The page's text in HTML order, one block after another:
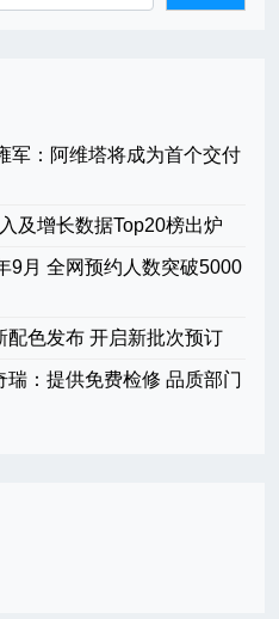
军：阿维塔将成为首个交付
及增长数据Top20榜出炉
9月 全网预约人数突破5000
配色发布 开启新批次预订
：提供免费检修 品质部门